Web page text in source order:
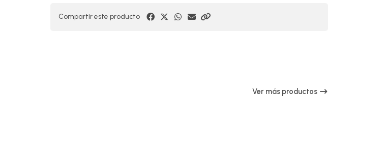
Compartir este producto
Ver más productos